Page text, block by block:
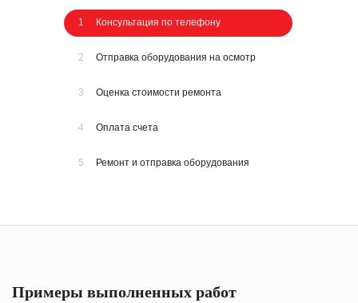
1 Консультация по телефону
2 Отправка оборудования на осмотр
3 Оценка стоимости ремонта
4 Оплата счета
5 Ремонт и отправка оборудования
Примеры выполненных работ